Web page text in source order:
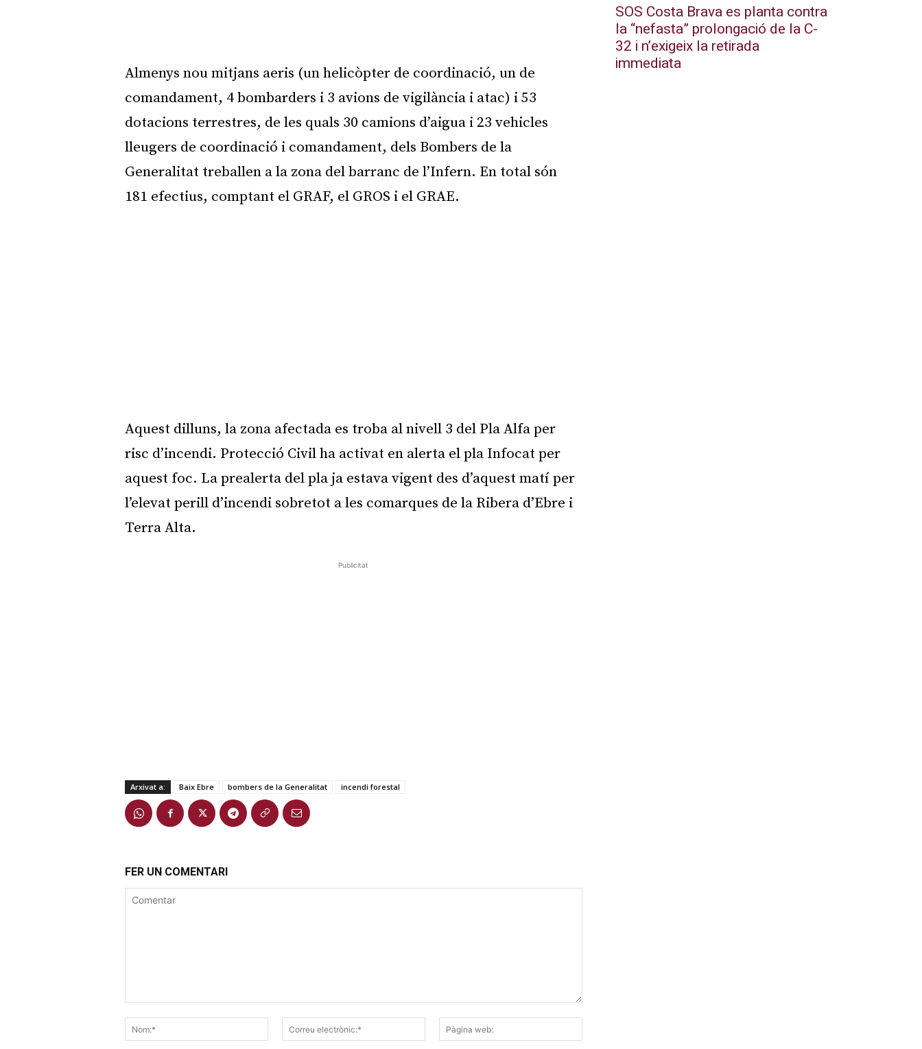
Almenys nou mitjans aeris (un helicòpter de coordinació, un de
comandament, 4 bombarders i 3 avions de vigilància i atac) i 53
dotacions terrestres, de les quals 30 camions d’aigua i 23 vehicles
lleugers de coordinació i comandament, dels Bombers de la
Generalitat treballen a la zona del barranc de l’Infern. En total són
181 efectius, comptant el GRAF, el GROS i el GRAE.
Aquest dilluns, la zona afectada es troba al nivell 3 del Pla Alfa per
risc d’incendi. Protecció Civil ha activat en alerta el pla Infocat per
aquest foc. La prealerta del pla ja estava vigent des d’aquest matí per
l’elevat perill d’incendi sobretot a les comarques de la Ribera d’Ebre i
Terra Alta.
Publicitat
Arxivat a: Baix Ebre bombers de la Generalitat incendi forestal
FER UN COMENTARI
Nom:*
Correu
electrònic:*
web:
SOS Costa Brava es planta contra
la “nefasta” prolongació de la C-
32 i n’exigeix la retirada
immediata